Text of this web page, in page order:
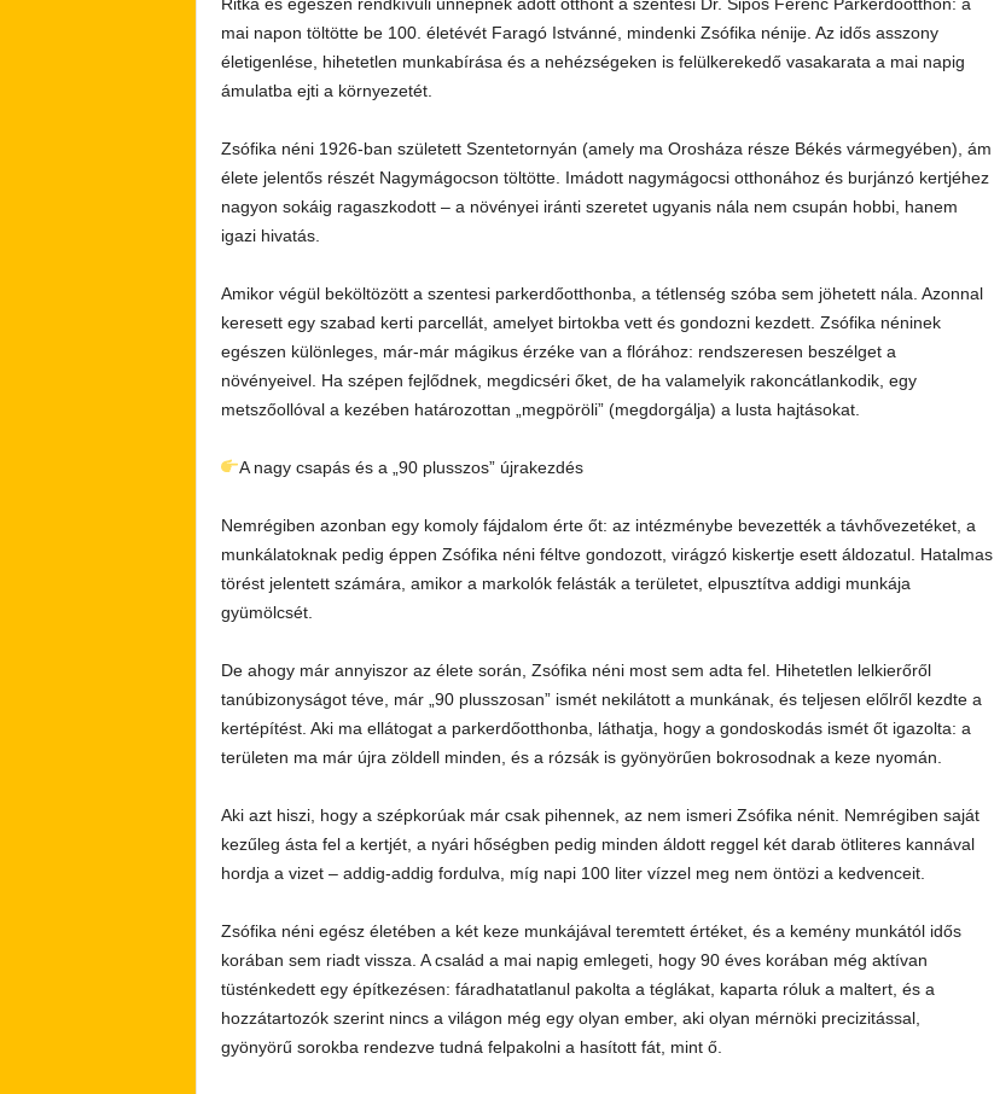
mai napon töltötte be 100. életévét Faragó Istvánné, mindenki Zsófika nénije. Az idős asszony
életigenlése, hihetetlen munkabírása és a nehézségeken is felülkerekedő vasakarata a mai napig
ámulatba ejti a környezetét.
Zsófika néni 1926-ban született Szentetornyán (amely ma Orosháza része Békés vármegyében), ám
élete jelentős részét Nagymágocson töltötte. Imádott nagymágocsi otthonához és burjánzó kertjéhez
nagyon sokáig ragaszkodott – a növényei iránti szeretet ugyanis nála nem csupán hobbi, hanem
igazi hivatás.
Amikor végül beköltözött a szentesi parkerdőotthonba, a tétlenség szóba sem jöhetett nála. Azonnal
keresett egy szabad kerti parcellát, amelyet birtokba vett és gondozni kezdett. Zsófika néninek
egészen különleges, már-már mágikus érzéke van a flórához: rendszeresen beszélget a
növényeivel. Ha szépen fejlődnek, megdicséri őket, de ha valamelyik rakoncátlankodik, egy
metszőollóval a kezében határozottan „megpöröli” (megdorgálja) a lusta hajtásokat.
A nagy csapás és a „90 plusszos” újrakezdés
Nemrégiben azonban egy komoly fájdalom érte őt: az intézménybe bevezették a távhővezetéket, a
munkálatoknak pedig éppen Zsófika néni féltve gondozott, virágzó kiskertje esett áldozatul. Hatalmas
törést jelentett számára, amikor a markolók felásták a területet, elpusztítva addigi munkája
gyümölcsét.
De ahogy már annyiszor az élete során, Zsófika néni most sem adta fel. Hihetetlen lelkierőről
tanúbizonyságot téve, már „90 plusszosan” ismét nekilátott a munkának, és teljesen előlről kezdte a
kertépítést. Aki ma ellátogat a parkerdőotthonba, láthatja, hogy a gondoskodás ismét őt igazolta: a
területen ma már újra zöldell minden, és a rózsák is gyönyörűen bokrosodnak a keze nyomán.
Aki azt hiszi, hogy a szépkorúak már csak pihennek, az nem ismeri Zsófika nénit. Nemrégiben saját
kezűleg ásta fel a kertjét, a nyári hőségben pedig minden áldott reggel két darab ötliteres kannával
hordja a vizet – addig-addig fordulva, míg napi 100 liter vízzel meg nem öntözi a kedvenceit.
Zsófika néni egész életében a két keze munkájával teremtett értéket, és a kemény munkától idős
korában sem riadt vissza. A család a mai napig emlegeti, hogy 90 éves korában még aktívan
tüsténkedett egy építkezésen: fáradhatatlanul pakolta a téglákat, kaparta róluk a maltert, és a
hozzátartozók szerint nincs a világon még egy olyan ember, aki olyan mérnöki precizitással,
gyönyörű sorokba rendezve tudná felpakolni a hasított fát, mint ő.